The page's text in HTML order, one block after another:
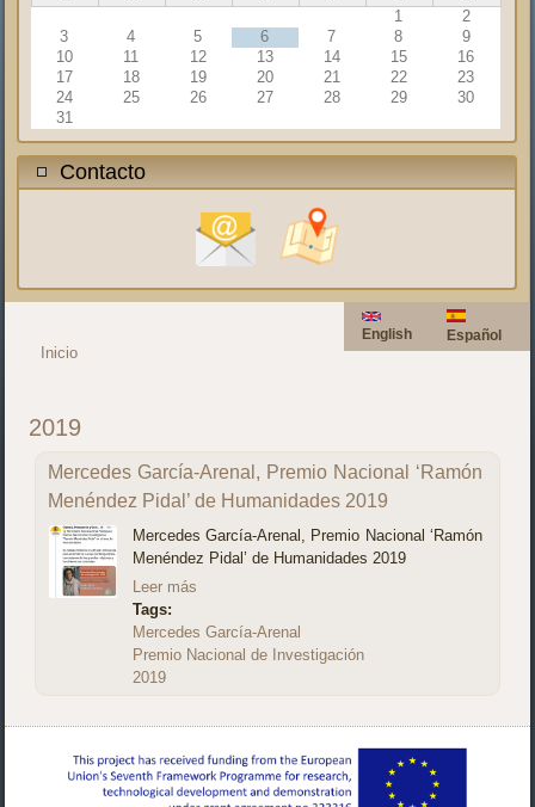
1
2
3
4 5 6 7 8
9
10
11 12 13 14 15
16
17
18 19 20 21 22
23
24
25 26 27 28 29
30
31
Contacto
Español
English
Se encuentra usted aquí
Inicio
2019
Mercedes García-Arenal, Premio Nacional ‘Ramón
Menéndez Pidal’ de Humanidades 2019
Mercedes García-Arenal, Premio Nacional ‘Ramón
Menéndez Pidal’ de Humanidades 2019
Leer más
Tags:
Mercedes García-Arenal
Premio Nacional de Investigación
2019